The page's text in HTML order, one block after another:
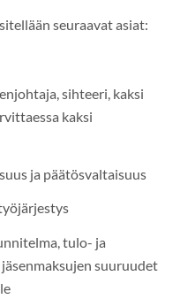
seuraavat asiat:
sihteeri, kaksi
kaksi
ja päätösvaltaisuus
tulo- ja
suuruudet